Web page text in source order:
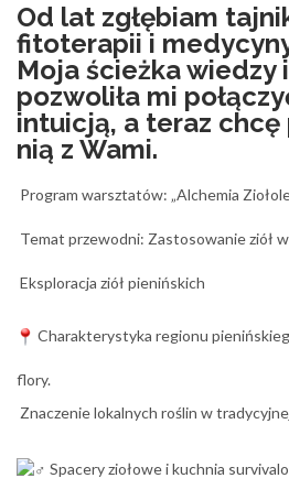
Od lat zgłębiam
fitoterapii i
Moja ścieżka wiedzy
pozwoliła mi
intuicją, a teraz
nią z Wami.
Program warsztatów: „Alchemia
Temat przewodni: Zastosowanie ziół
Eksploracja ziół pienińskich
Charakterystyka regionu
flory.
Znaczenie lokalnych roślin w
Spacery ziołowe i kuchnia